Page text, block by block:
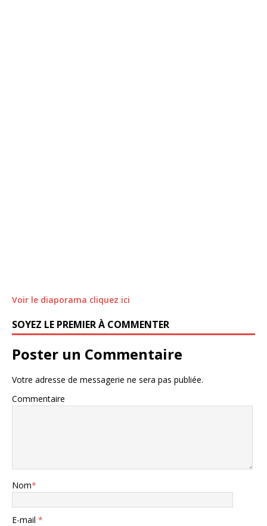
Voir le diaporama cliquez ici
SOYEZ LE PREMIER À COMMENTER
Poster un Commentaire
Votre adresse de messagerie ne sera pas publiée.
Commentaire
Nom*
E-mail *